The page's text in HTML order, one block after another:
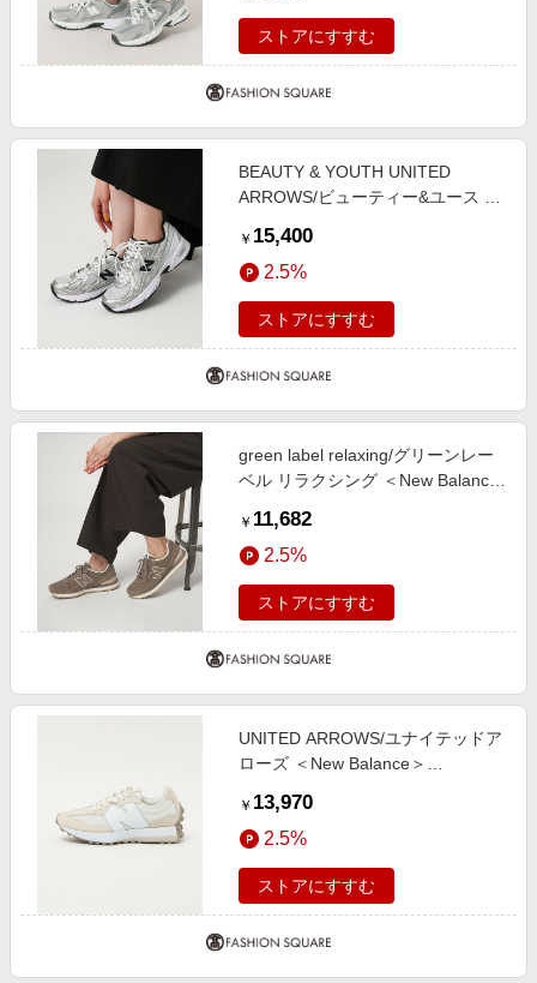
ストアにすすむ
BEAUTY & YOUTH UNITED
ARROWS/ビューティー&ユース ユ
Balance＞U740/スニーカー
SILVER 24.5cm
￥ 15,400
2.5%
ストアにすすむ
green label relaxing/グリーンレー
ベル リラクシング ＜New Balance
BROWN 22.5cm
￥ 11,682
2.5%
ストアにすすむ
UNITED ARROWS/ユナイテッドア
ローズ ＜New Balance＞
23.5cm
￥ 13,970
2.5%
ストアにすすむ